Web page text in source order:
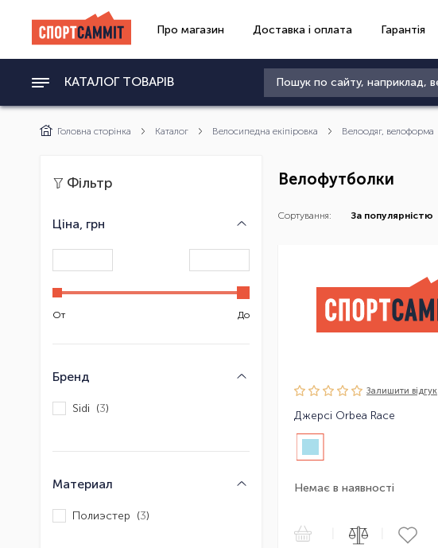
Про магазин Доставка і оплата Гарантія
КАТАЛОГ ТОВАРІВ
Головна сторінка Каталог Велосипедна екіпіровка Велоодяг, велоформа
Фільтр
Ціна, грн
От До
Бренд
Sidi (3)
Материал
Полиэстер (3)
Велофутболки
Сортування: За популярністю
Залишити вiдгук
Джерсі Orbea Race
Немає в наявності